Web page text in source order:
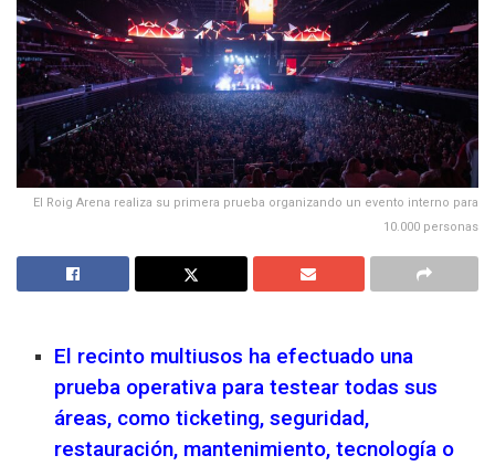
El Roig Arena realiza su primera prueba organizando un evento interno para
10.000 personas
El recinto multiusos ha efectuado una
prueba operativa para testear todas sus
áreas, como ticketing, seguridad,
restauración, mantenimiento, tecnología o